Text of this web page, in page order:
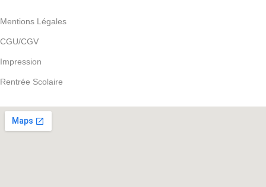
Mentions Légales
CGU/CGV
Impression
Rentrée Scolaire